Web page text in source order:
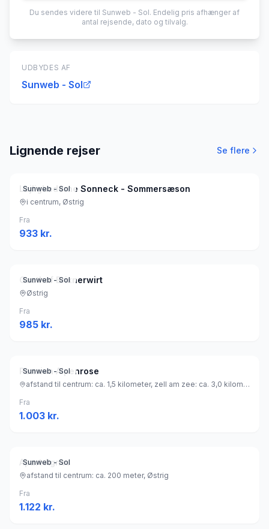
Du sendes videre til Sunweb - Sol. Endelig pris afhænger af
antal rejsende, dato og tilvalg.
UDBYDES AF
Sunweb - Sol
Lignende rejser Se flere
Sunweb - Sol
Lejlighederne Sonneck - Sommersæson
i centrum, Østrig
Fra
933 kr.
Sunweb - Sol
Gasthof Brixnerwirt
Østrig
Fra
985 kr.
Sunweb - Sol
Pension Alpenrose
afstand til centrum: ca. 1,5 kilometer, zell am zee: ca. 3,0 kilometer, Østrig
Fra
1.003 kr.
Sunweb - Sol
Apart Agnes
afstand til centrum: ca. 200 meter, Østrig
Fra
1.122 kr.